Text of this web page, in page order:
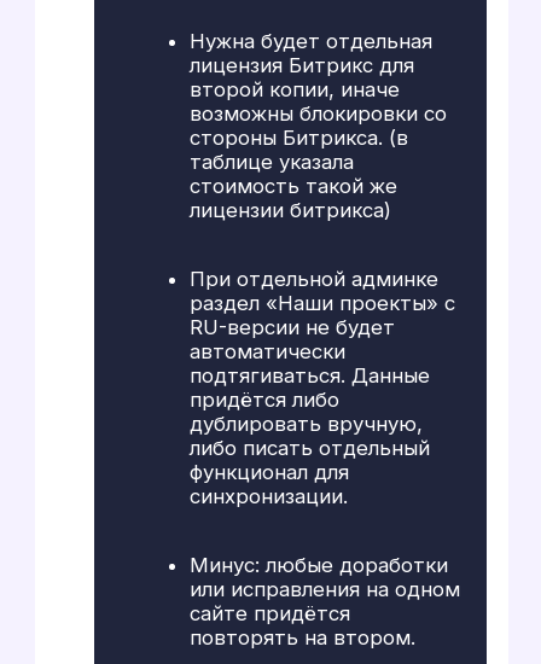
}
Клиент, который «всё
Команда Flamax — в хорошем
результата и высокие требования к
Они буквально проверяли
вёрстку «миллиметр в
миллиметр». Отступы, шрифты,
цвета — всё должно было в
точности соответствовать
макету. Кроме того, для них
критически важны сроки
менеджер проекта